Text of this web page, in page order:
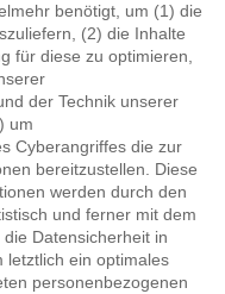
benötigt, um (1) die
(2) die Inhalte
für diese zu optimieren,
der Technik unserer
um
Cyberangriffes die zur
bereitzustellen. Diese
werden durch den
und ferner mit dem
Datensicherheit in
letztlich ein optimales
personenbezogenen